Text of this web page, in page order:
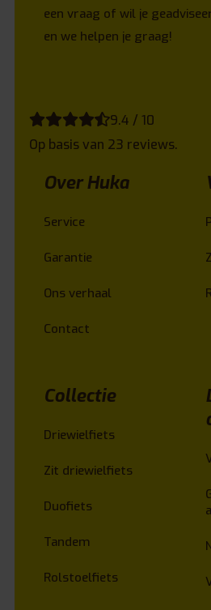
een vraag of wil je
en we helpen je graag!
9.4 / 10
Op basis van 23 reviews.
Over Huka
Service
Garantie
Ons verhaal
Contact
Collectie
Driewielfiets
Zit driewielfiets
Duofiets
Tandem
Rolstoelfiets